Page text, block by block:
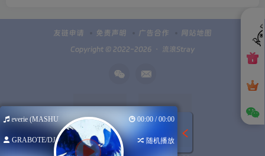
友链申请 免责声明 广告合作 网站地图
Copyright © 2022-2026 ・ 流浪Stray
Reverie (MASHUP) 00:00 / 00:00
GRABOTE/DJar... 随机播放